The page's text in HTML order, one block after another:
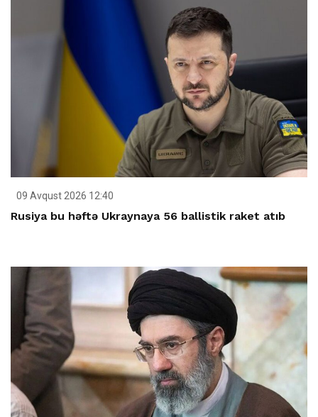
09 Avqust 2026 12:40
Rusiya bu həftə Ukraynaya 56 ballistik raket atıb